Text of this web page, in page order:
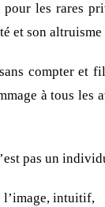
les rares
et son
compter et
à tous les
pas un
l’image, intuitif,